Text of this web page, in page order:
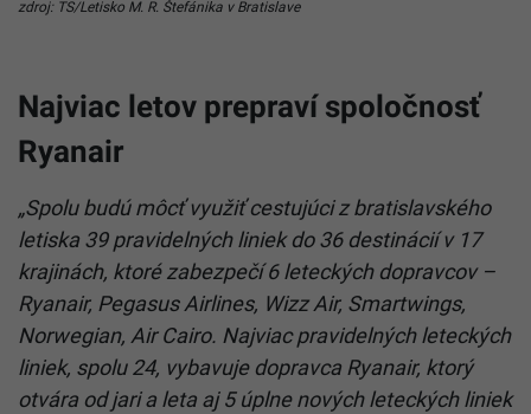
zdroj: TS/Letisko M. R. Štefánika v Bratislave
Najviac letov prepraví spoločnosť
Ryanair
„Spolu budú môcť využiť cestujúci z bratislavského
letiska 39 pravidelných liniek do 36 destinácií v 17
krajinách, ktoré zabezpečí 6 leteckých dopravcov –
Ryanair, Pegasus Airlines, Wizz Air, Smartwings,
Norwegian, Air Cairo. Najviac pravidelných leteckých
liniek, spolu 24, vybavuje dopravca Ryanair, ktorý
otvára od jari a leta aj 5 úplne nových leteckých liniek